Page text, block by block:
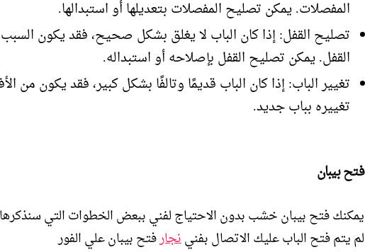
المفصلات. يمكن تصليح المفصلات بتعديلها أو استبدالها.
تصليح القفل: إذا كان الباب لا يغلق بشكل صحيح، فقد يكون
القفل. يمكن تصليح القفل بإصلاحه أو استبداله.
تغيير الباب: إذا كان الباب قديمًا وتالفًا بشكل كبير، فقد يكون من
تغييره بباب جديد.
فتح بيبان
يمكنك فتح بيبان خشب بدون الاحتياج لفني ببعض الخطوات التي سنذكرها
لم يتم فتح الباب عليك الاتصال بفنينجارفتح بيبان علي الفور